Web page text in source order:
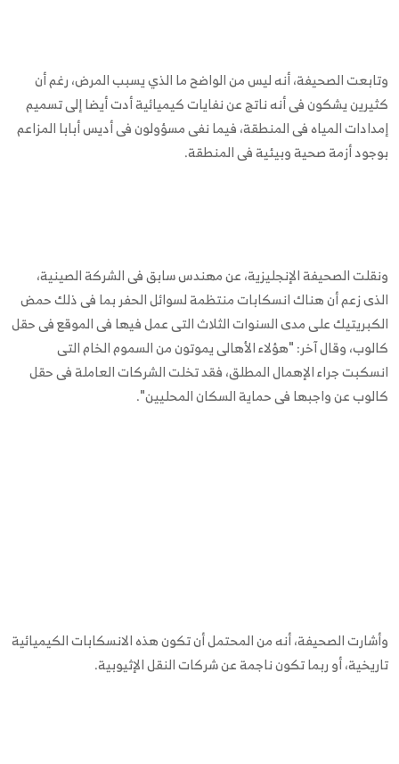
وتابعت الصحيفة، أنه ليس من الواضح ما الذي يسبب المرض، رغم أن
كثيرين يشكون فى أنه ناتج عن نفايات كيميائية أدت أيضا إلى تسميم
إمدادات المياه فى المنطقة، فيما نفى مسؤولون فى أديس أبابا المزاعم
بوجود أزمة صحية وبيئية فى المنطقة.
ونقلت الصحيفة الإنجليزية، عن مهندس سابق فى الشركة الصينية،
الذى زعم أن هناك انسكابات منتظمة لسوائل الحفر بما فى ذلك حمض
الكبريتيك على مدى السنوات الثلاث التى عمل فيها فى الموقع فى حقل
كالوب، وقال آخر: "هؤلاء الأهالى يموتون من السموم الخام التى
انسكبت جراء الإهمال المطلق، فقد تخلت الشركات العاملة فى حقل
كالوب عن واجبها فى حماية السكان المحليين".
وأشارت الصحيفة، أنه من المحتمل أن تكون هذه الانسكابات الكيميائية
تاريخية، أو ربما تكون ناجمة عن شركات النقل الإثيوبية.